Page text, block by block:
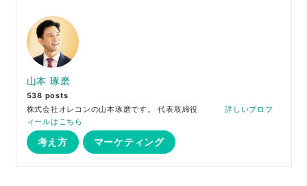
山本 琢磨
538 posts
株式会社オレコンの山本琢磨です。 代表取締役 詳しいプロフ
ィールはこちら
考え方 マーケティング